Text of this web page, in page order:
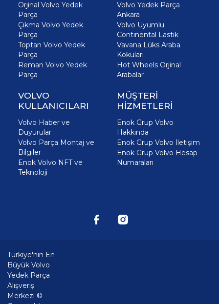
Orjinal Volvo Yedek
Parça
Çıkma Volvo Yedek
Parça
Toptan Volvo Yedek
Parça
Reman Volvo Yedek
Parça
Volvo Yedek Parça
Ankara
Volvo Uyumlu
Continental Lastik
Vavana Lüks Araba
Kokuları
Hot Wheels Orjinal
Arabalar
VOLVO
KULLANICILARI
Volvo Haber ve
Duyurular
Volvo Parça Montaj ve
Bilgiler
Enok Volvo NFT ve
Teknoloji
MÜŞTERİ
HİZMETLERİ
Enok Grup Volvo
Hakkında
Enok Grup Volvo İletişim
Enok Grup Volvo Hesap
Numaraları
Türkiye'nin En
Büyük Volvo
Yedek Parça
Alışveriş
Merkezi ©